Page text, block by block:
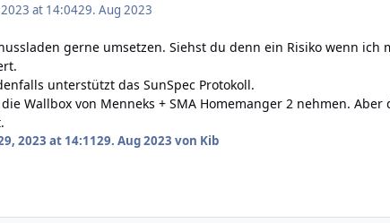
at 14:0429. Aug 2023
gerne umsetzen. Siehst du denn ein Risiko wenn
unterstützt das SunSpec Protokoll.
Wallbox von Menneks + SMA Homemanger 2 nehmen.
2023 at 14:1129. Aug 2023 von Kib